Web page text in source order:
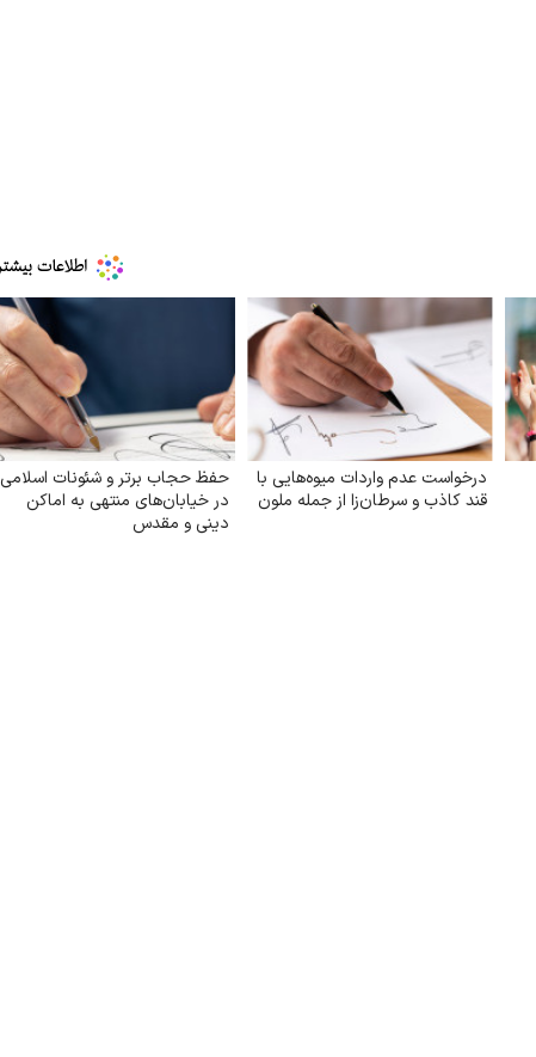
درخواست عدم واردات میوه‌هایی با
قند کاذب و سرطان‌زا از جمله ملون
حفظ حجاب برتر و شئونات اسلامی
در خیابان‌های منتهی به اماکن
دینی و مقدس